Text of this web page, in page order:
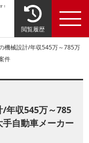
閲覧履歴
機械設計/年収545万～785万
件
/年収545万～785
自動車メーカー